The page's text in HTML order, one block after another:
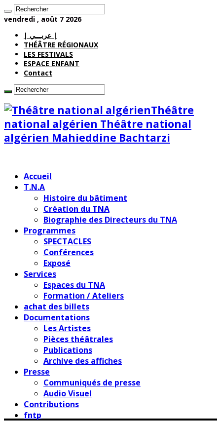
vendredi , août 7 2026
| عربـــي |
THÉÂTRE RÉGIONAUX
LES FESTIVALS
ESPACE ENFANT
Contact
Théâtre
national algérien Théâtre national
algérien Mahieddine Bachtarzi
Accueil
T.N.A
Histoire du bâtiment
Création du TNA
Biographie des Directeurs du TNA
Programmes
SPECTACLES
Conférences
Exposé
Services
Espaces du TNA
Formation / Ateliers
achat des billets
Documentations
Les Artistes
Pièces théâtrales
Publications
Archive des affiches
Presse
Communiqués de presse
Audio Visuel
Contributions
fntp